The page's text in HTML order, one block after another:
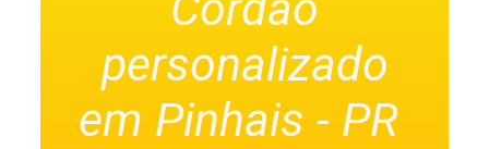
personalizado
em Pinhais - PR